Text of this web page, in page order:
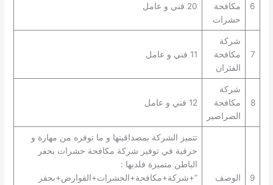
6
مكافحة
حشرات
20 فني و عامل
7
شركة
مكافحة
الفئران
11 فني و عامل
8
شركة
مكافحة
الصراصير
12 فني و عامل
9 الوصف
تتميز الشركة بمصداقيتها و ما توفره من مهارة و
حرفية في توفير شركة مكافحة حشرات بحفر
الباطن متميزة فلديها :
“+شركة+مكافحة+الحشرات+القوارض+بحفر